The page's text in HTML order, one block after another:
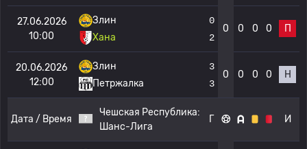
27.06.2026
10:00
Злин
Хана
0
2
0 0 0 0 П
20.06.2026
12:00
Злин
Петржалка
3
3
0 0 0 0 Н
Дата / Время
Чешская Республика:
Шанс-Лига
Г И